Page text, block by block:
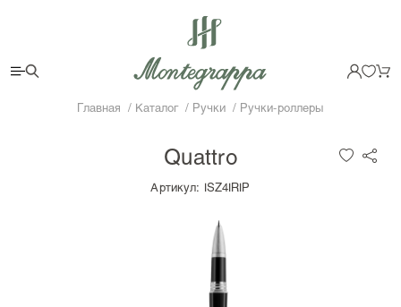
Главная Каталог Ручки Ручки-роллеры
Quattro
Артикул: ISZ4IRIP